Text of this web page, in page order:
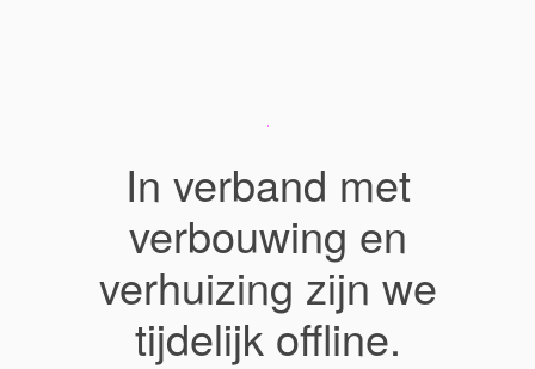
In verband met
verbouwing en
verhuizing zijn we
tijdelijk offline.